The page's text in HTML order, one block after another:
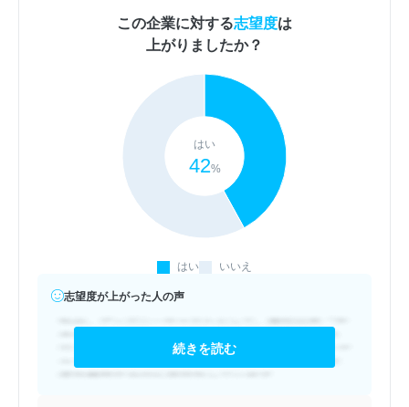
この企業に対する志望度は
上がりましたか？
はい
42%
はい いいえ
志望度が上がった人の声
続きを読む